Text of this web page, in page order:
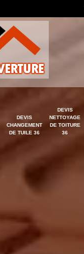
DEVIS
CHANGEMENT
DE TUILE 36
DEVIS
NETTOYAGE
DE TOITURE
36